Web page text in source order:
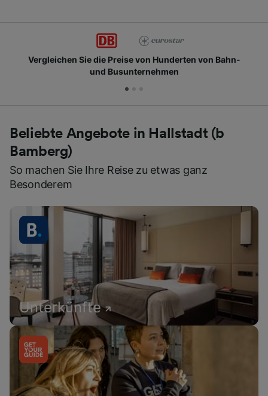
Vergleichen Sie die Preise von Hunderten von Bahn-
und Busunternehmen
Beliebte Angebote in Hallstadt (b
Bamberg)
So machen Sie Ihre Reise zu etwas ganz
Besonderem
Unterkünfte